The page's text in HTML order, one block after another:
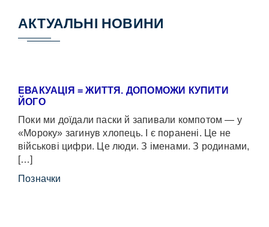
АКТУАЛЬНІ НОВИНИ
ЕВАКУАЦІЯ = ЖИТТЯ. ДОПОМОЖИ КУПИТИ
ЙОГО
Поки ми доїдали паски й запивали компотом — у
«Мороку» загинув хлопець. І є поранені. Це не
військові цифри. Це люди. З іменами. З родинами,
[…]
Позначки